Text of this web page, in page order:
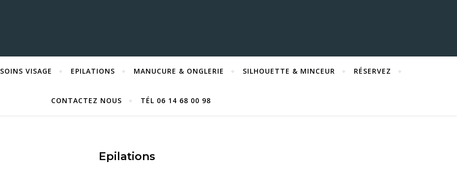
SOINS VISAGE EPILATIONS MANUCURE & ONGLERIE SILHOUETTE & MINCEUR RÉSERVEZ
CONTACTEZ NOUS TÉL 06 14 68 00 98
Epilations